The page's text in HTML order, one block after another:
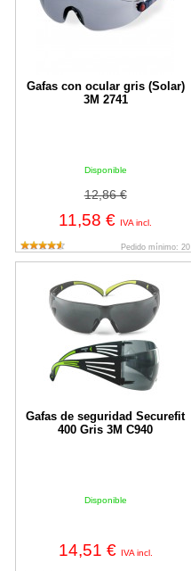
Gafas con ocular gris (Solar)
3M 2741
Disponible
12,86 €
11,58 € IVA incl.
Pedido mínimo: 20
Gafas de seguridad Securefit
400 Gris 3M C940
Disponible
14,51 € IVA incl.